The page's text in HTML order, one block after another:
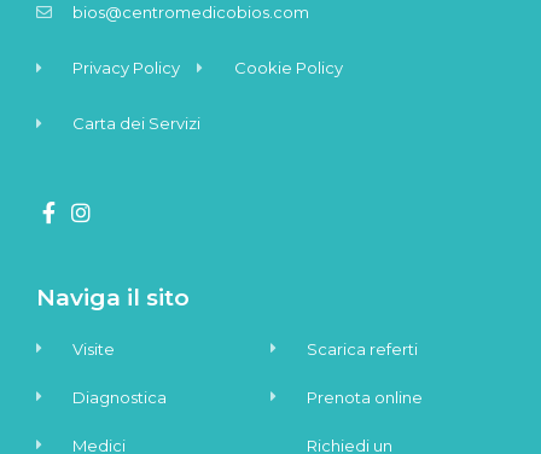
bios@centromedicobios.com
Privacy Policy Cookie Policy
Carta dei Servizi
Naviga il sito
Visite
Diagnostica
Medici
Scarica referti
Prenota online
Richiedi un